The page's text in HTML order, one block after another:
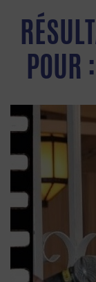
POUR :